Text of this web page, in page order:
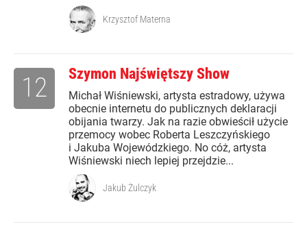
Krzysztof Materna
Szymon Najświętszy Show
Michał Wiśniewski, artysta estradowy, używa
obecnie internetu do publicznych deklaracji
obijania twarzy. Jak na razie obwieścił użycie
przemocy wobec Roberta Leszczyńskiego
i Jakuba Wojewódzkiego. No cóż, artysta
Wiśniewski niech lepiej przejdzie...
12
Jakub Żulczyk